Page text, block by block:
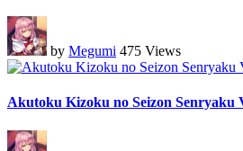
by Megumi 475 Views
Akutoku Kizoku no Seizon Senryaku